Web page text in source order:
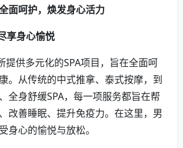
面呵护，焕发身心活力
享身心愉悦
提供多元化的SPA项目，旨在全面呵
。从传统的中式推拿、泰式按摩，到
全身舒缓SPA，每一项服务都旨在帮
改善睡眠、提升免疫力。在这里，男
身心的愉悦与放松。